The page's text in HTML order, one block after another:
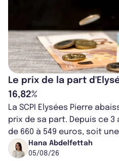
Le prix de la part
16,82%
La SCPI Elysées Pierre
prix de sa part. Depuis ce
de 660 à 549 euros, soit
16,82%. Cette nouvell...
Hana Abdelfettah
05/08/26